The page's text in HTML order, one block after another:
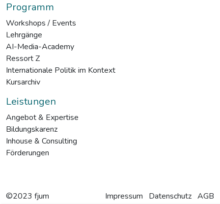
Programm
Workshops / Events
Lehrgänge
AI-Media-Academy
Ressort Z
Internationale Politik im Kontext
Kursarchiv
Leistungen
Angebot & Expertise
Bildungskarenz
Inhouse & Consulting
Förderungen
Impressum Datenschutz AGB
©2023 fjum